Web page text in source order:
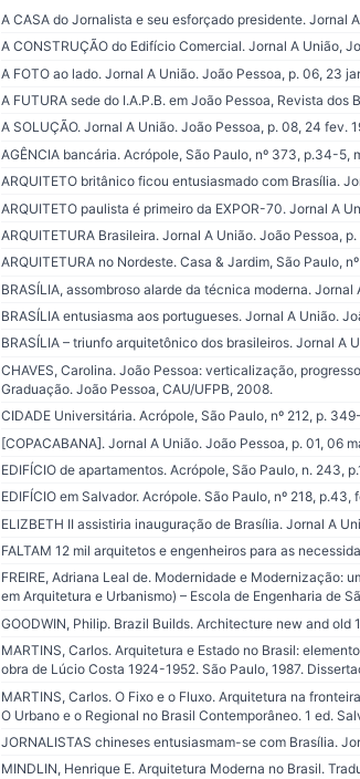
A CASA do Jornalista e seu esforçado presidente. Jornal
A CONSTRUÇÃO do Edifício Comercial. Jornal A União,
A FOTO ao lado. Jornal A União. João Pessoa, p. 06, 23
A FUTURA sede do I.A.P.B. em João Pessoa, Revista dos
A SOLUÇÃO. Jornal A União. João Pessoa, p. 08, 24 fev.
AGÊNCIA bancária. Acrópole, São Paulo, nº 373, p.34-5,
ARQUITETO britânico ficou entusiasmado com Brasília.
ARQUITETO paulista é primeiro da EXPOR-70. Jornal A
ARQUITETURA Brasileira. Jornal A União. João Pessoa,
ARQUITETURA no Nordeste. Casa & Jardim, São Paulo,
BRASÍLIA, assombroso alarde da técnica moderna.
BRASÍLIA entusiasma aos portugueses. Jornal A União.
BRASÍLIA – triunfo arquitetônico dos brasileiros. Jornal A
CHAVES, Carolina. João Pessoa: verticalização,
Graduação. João Pessoa, CAU/UFPB, 2008.
CIDADE Universitária. Acrópole, São Paulo, nº 212, p.
[COPACABANA]. Jornal A União. João Pessoa, p. 01, 06
EDIFÍCIO de apartamentos. Acrópole, São Paulo, n. 243,
EDIFÍCIO em Salvador. Acrópole. São Paulo, nº 218, p.43,
ELIZBETH II assistiria inauguração de Brasília. Jornal A
FALTAM 12 mil arquitetos e engenheiros para as
FREIRE, Adriana Leal de. Modernidade e Modernização:
em Arquitetura e Urbanismo) – Escola de Engenharia de
GOODWIN, Philip. Brazil Builds. Architecture new and
MARTINS, Carlos. Arquitetura e Estado no Brasil:
obra de Lúcio Costa 1924-1952. São Paulo, 1987.
MARTINS, Carlos. O Fixo e o Fluxo. Arquitetura na
O Urbano e o Regional no Brasil Contemporâneo. 1 ed.
JORNALISTAS chineses entusiasmam-se com Brasília.
MINDLIN, Henrique E. Arquitetura Moderna no Brasil.